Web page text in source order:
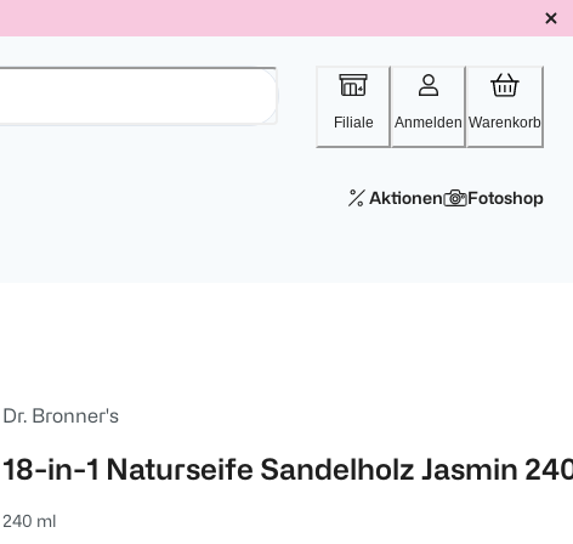
Filiale Anmelden Warenkorb
Aktionen Fotoshop
Dr. Bronner's
18-in-1 Naturseife Sandelholz Jasmin
240 ml